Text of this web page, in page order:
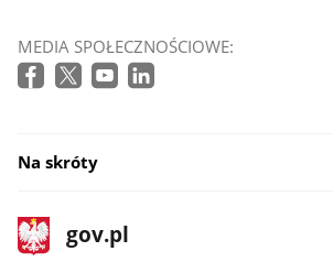
MEDIA SPOŁECZNOŚCIOWE:
Na skróty
stopka
gov.pl
Strona
gov.pl